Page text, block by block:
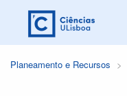
Planeamento e Recursos